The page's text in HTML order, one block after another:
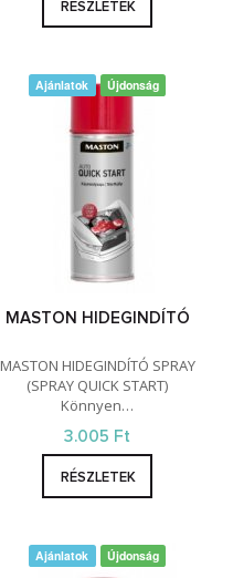
RÉSZLETEK
Ajánlatok Újdonság
MASTON HIDEGINDÍTÓ
MASTON HIDEGINDÍTÓ SPRAY
(SPRAY QUICK START)
Könnyen…
3.005 Ft
RÉSZLETEK
Ajánlatok Újdonság